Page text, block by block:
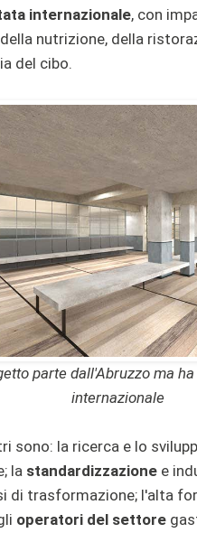
internazionale, con
nutrizione, della
del cibo.
parte dall'Abruzzo ma
internazionale
sono: la ricerca e lo
la standardizzazione e
di trasformazione; l'alta
operatori del settore